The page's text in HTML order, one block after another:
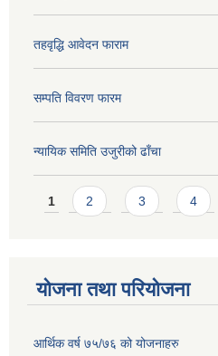
तहवृद्धि आवेदन फाराम
सम्पति विवरण फारम
न्यायिक समिति उजुरीको ढाँचा
Pages
1 2 3 4
योजना तथा परियोजना
आर्थिक वर्ष ७५/७६ को योजनाहरु